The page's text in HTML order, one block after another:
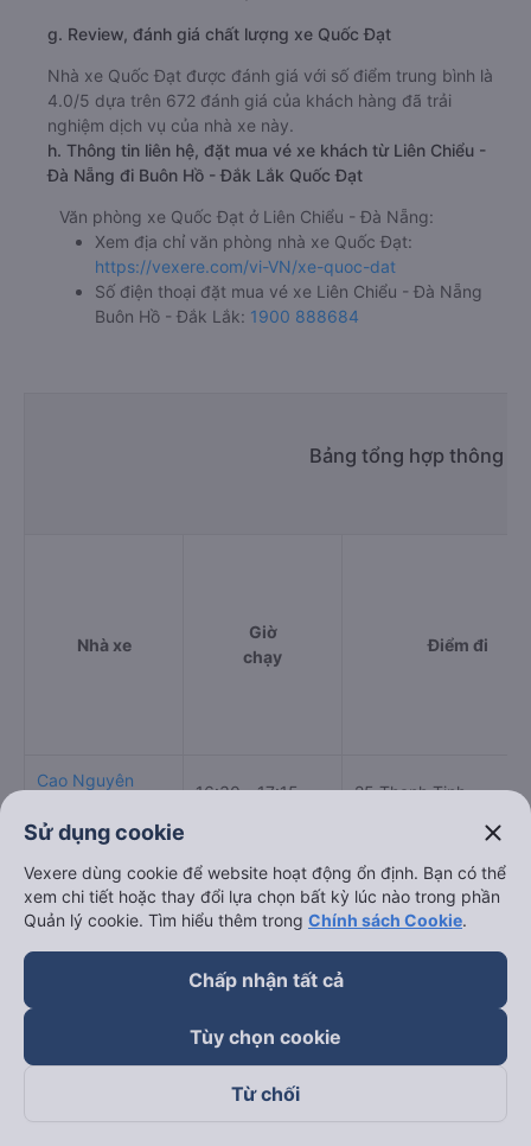
g. Review, đánh giá chất lượng xe Quốc Đạt
Nhà xe Quốc Đạt được đánh giá với số điểm trung bình là
4.0/5 dựa trên 672 đánh giá của khách hàng đã trải
nghiệm dịch vụ của nhà xe này.
h. Thông tin liên hệ, đặt mua vé xe khách từ Liên Chiểu -
Đà Nẵng đi Buôn Hồ - Đắk Lắk Quốc Đạt
Văn phòng xe Quốc Đạt ở Liên Chiểu - Đà Nẵng:
Xem địa chỉ văn phòng nhà xe Quốc Đạt:
https://vexere.com/vi-VN/xe-quoc-dat
Số điện thoại đặt mua vé xe Liên Chiểu - Đà Nẵng
Buôn Hồ - Đắk Lắk: 1900 888684
Bảng tổng hợp thông
Nhà xe
Giờ
chạy
Điểm đi
Cao Nguyên
16:30 - 17:15 25 Thanh Tịnh
Mai Linh (Đà
Nẵng)
18:00 - 18:06 148 Tôn Đức Thắng
17:00 - 19:30
Cách đặt vé xe khách đi Buôn Hồ - Đắk Lắk từ Liên
Chiểu - Đà Nẵng nhanh và uy tín nhất
Việc có rất nhiều nhà xe Liên Chiểu - Đà Nẵng Buôn Hồ - Đắk
Sử dụng cookie close
Vexere dùng cookie để website hoạt động ổn định. Bạn có thể
xem chi tiết hoặc thay đổi lựa chọn bất kỳ lúc nào trong phần
Quản lý cookie. Tìm hiểu thêm trong Chính sách Cookie.
Chấp nhận tất cả
Tùy chọn cookie
Từ chối